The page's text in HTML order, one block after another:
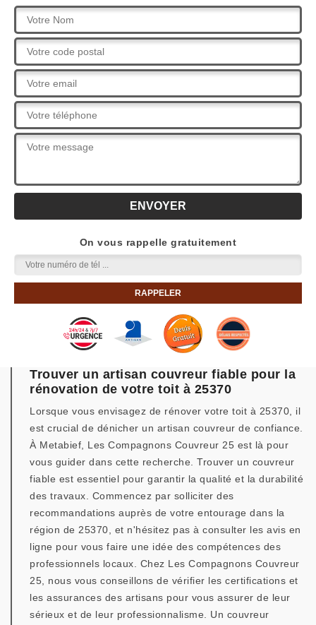
On vous rappelle gratuitement
Trouver un artisan couvreur fiable pour la
rénovation de votre toit à 25370
Lorsque vous envisagez de rénover votre toit à 25370, il
est crucial de dénicher un artisan couvreur de confiance.
À Metabief, Les Compagnons Couvreur 25 est là pour
vous guider dans cette recherche. Trouver un couvreur
fiable est essentiel pour garantir la qualité et la durabilité
des travaux. Commencez par solliciter des
recommandations auprès de votre entourage dans la
région de 25370, et n'hésitez pas à consulter les avis en
ligne pour vous faire une idée des compétences des
professionnels locaux. Chez Les Compagnons Couvreur
25, nous vous conseillons de vérifier les certifications et
les assurances des artisans pour vous assurer de leur
sérieux et de leur professionnalisme. Un couvreur